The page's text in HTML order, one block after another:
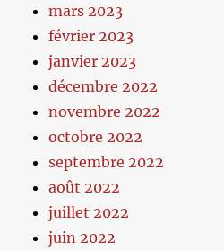
mars 2023
février 2023
janvier 2023
décembre 2022
novembre 2022
octobre 2022
septembre 2022
août 2022
juillet 2022
juin 2022